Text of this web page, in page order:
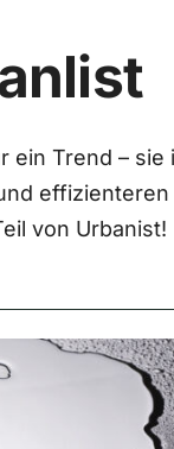
ein Trend – sie
effizienteren
von Urbanist!